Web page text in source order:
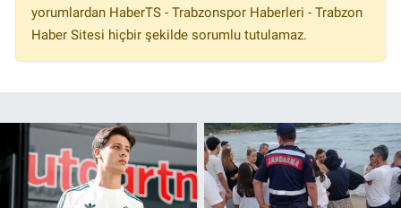
yorumlardan HaberTS - Trabzonspor Haberleri - Trabzon
Haber Sitesi hiçbir şekilde sorumlu tutulamaz.